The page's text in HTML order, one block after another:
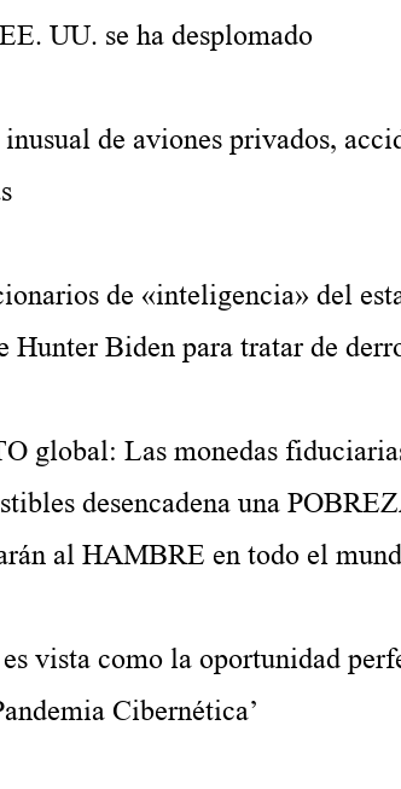
UU. se ha desplomado
de aviones privados,
de «inteligencia» del
Hunter Biden para tratar de
global: Las monedas
desencadena una
al HAMBRE en todo el
vista como la oportunidad
Cibernética’